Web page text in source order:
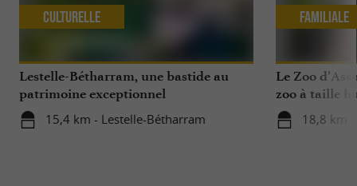
Lestelle-Bétharram, une bastide au
patrimoine exceptionnel
15,4 km - Lestelle-Bétharram
Culturelle
Le Zoo
zoo à taille
18,8 km -
Familiale